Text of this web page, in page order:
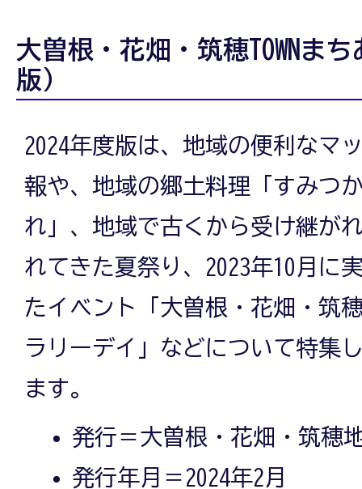
大曽根・花畑・筑穂TOWNま
版）
2024年度版は、地域の便利なマ
報や、地域の郷土料理「すみつ
れ」、地域で古くから受け継が
れてきた夏祭り、2023年10月に
たイベント「大曽根・花畑・筑
ラリーデイ」などについて特集
ます。
発行＝大曽根・花畑・筑穂
発行年月＝2024年2月